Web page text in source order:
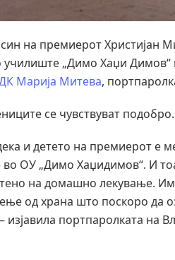
на премиерот Христијан
училиште „Димо Хаџи Димов“
Марија Митева,
се чувствуват подобро.
и детето на премиерот е
во ОУ „Димо Хаџидимов“. И
на домашно лекување.
од храна што поскоро да
изјавила портпаролката на